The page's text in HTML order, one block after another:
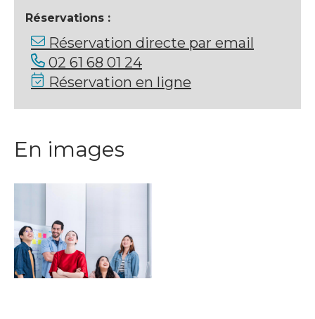
Réservations :
Réservation directe par email
02 61 68 01 24
Réservation en ligne
En images